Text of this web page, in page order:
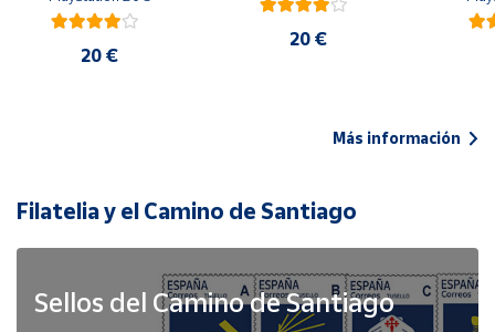
20 €
20 €
Más información
Filatelia y el Camino de Santiago
Sellos del Camino de Santiago